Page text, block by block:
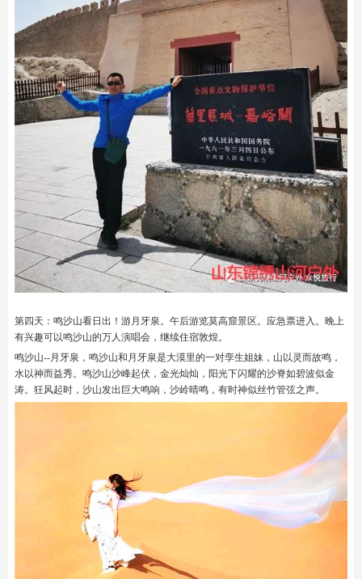
第四天：鸣沙山看日出！游月牙泉。午后游览莫高窟景区。应急票进入。晚上
有兴趣可以鸣沙山的万人演唱会，继续住宿敦煌。
鸣沙山--月牙泉，鸣沙山和月牙泉是大漠里的一对孪生姐妹，山以灵而故鸣，
水以神而益秀。鸣沙山沙峰起伏，金光灿灿，阳光下闪耀的沙脊如碧波似金
涛。狂风起时，沙山发出巨大鸣响，沙岭晴鸣，有时神似丝竹管弦之声。